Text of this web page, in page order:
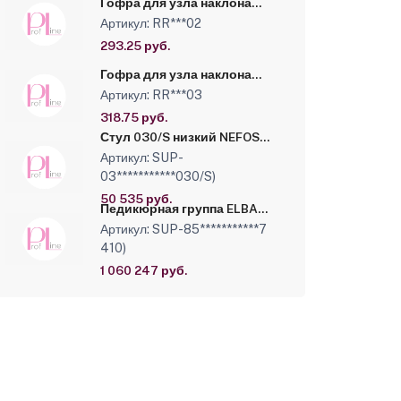
Гофра для узла наклона
малого
Артикул: RR***02
293.25 руб.
Гофра для узла наклона
большого
Артикул: RR***03
318.75 руб.
Стул 030/S низкий NEFOS
1155
Артикул: SUP-
03***********030/S)
50 535 руб.
Педикюрная группа ELBA
PEDI SPA кожзам NEFOS 991/
Цвет основания - ледяной
белый (Bianco ghiaccio)
Артикул: SUP-85***********7
410)
1 060 247 руб.